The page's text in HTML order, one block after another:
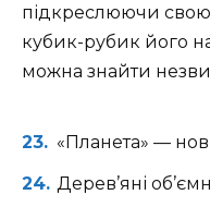
підкреслюючи свою
кубик-рубик його
можна знайти
«Планета» —
Дерев’яні